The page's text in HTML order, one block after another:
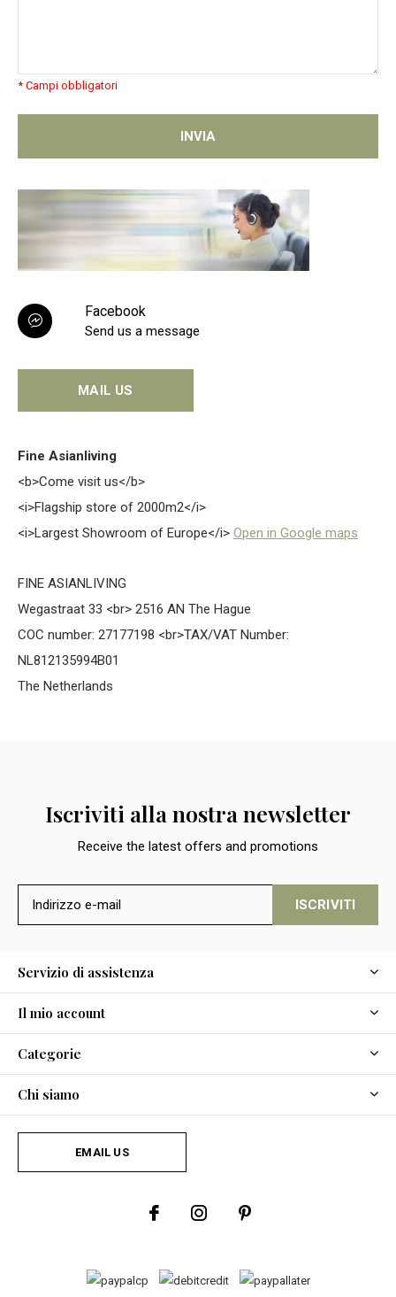
* Campi obbligatori
INVIA
Facebook
Send us a message
MAIL US
Fine Asianliving
<b>Come visit us</b>
<i>Flagship store of 2000m2</i>
<i>Largest Showroom of Europe</i> Open in Google maps
FINE ASIANLIVING
Wegastraat 33 <br> 2516 AN The Hague
COC number: 27177198 <br>TAX/VAT Number:
NL812135994B01
The Netherlands
Iscriviti alla nostra newsletter
Receive the latest offers and promotions
ISCRIVITI
Servizio di assistenza
Il mio account
Categorie
Chi siamo
EMAIL US